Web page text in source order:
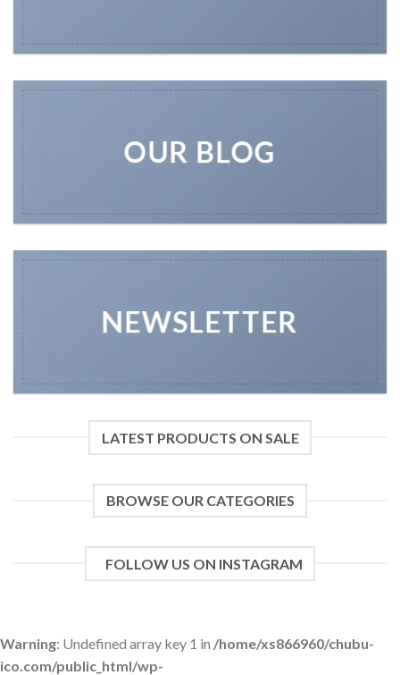
OUR BLOG
NEWSLETTER
LATEST PRODUCTS ON SALE
BROWSE OUR CATEGORIES
FOLLOW US ON INSTAGRAM
Warning: Undefined array key 1 in /home/xs866960/chubu-
ico.com/public_html/wp-